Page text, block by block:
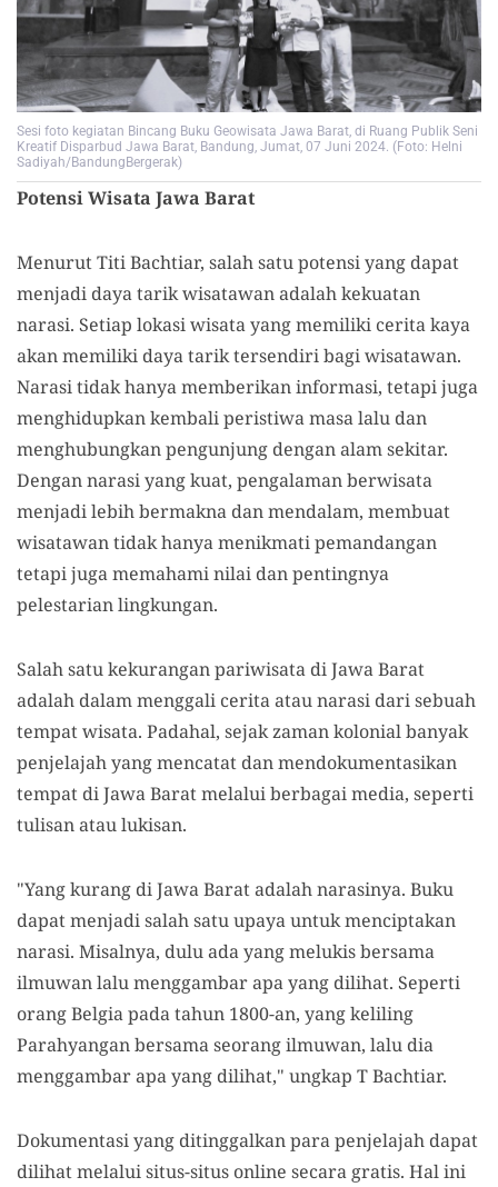
Sesi foto kegiatan Bincang Buku Geowisata Jawa Barat, di Ruang Publik Seni
Kreatif Disparbud Jawa Barat, Bandung, Jumat, 07 Juni 2024. (Foto: Helni
Sadiyah/BandungBergerak)
Potensi Wisata Jawa Barat
Menurut Titi Bachtiar, salah satu potensi yang dapat
menjadi daya tarik wisatawan adalah kekuatan
narasi. Setiap lokasi wisata yang memiliki cerita kaya
akan memiliki daya tarik tersendiri bagi wisatawan.
Narasi tidak hanya memberikan informasi, tetapi juga
menghidupkan kembali peristiwa masa lalu dan
menghubungkan pengunjung dengan alam sekitar.
Dengan narasi yang kuat, pengalaman berwisata
menjadi lebih bermakna dan mendalam, membuat
wisatawan tidak hanya menikmati pemandangan
tetapi juga memahami nilai dan pentingnya
pelestarian lingkungan.
Salah satu kekurangan pariwisata di Jawa Barat
adalah dalam menggali cerita atau narasi dari sebuah
tempat wisata. Padahal, sejak zaman kolonial banyak
penjelajah yang mencatat dan mendokumentasikan
tempat di Jawa Barat melalui berbagai media, seperti
tulisan atau lukisan.
"Yang kurang di Jawa Barat adalah narasinya. Buku
dapat menjadi salah satu upaya untuk menciptakan
narasi. Misalnya, dulu ada yang melukis bersama
ilmuwan lalu menggambar apa yang dilihat. Seperti
orang Belgia pada tahun 1800-an, yang keliling
Parahyangan bersama seorang ilmuwan, lalu dia
menggambar apa yang dilihat," ungkap T Bachtiar.
Dokumentasi yang ditinggalkan para penjelajah dapat
dilihat melalui situs-situs online secara gratis. Hal ini